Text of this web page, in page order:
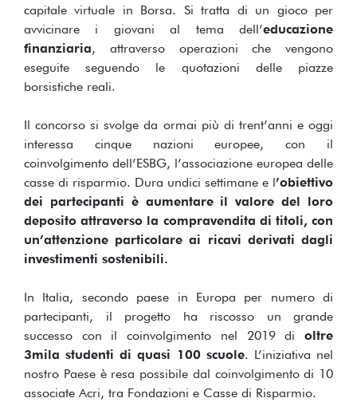
capitale virtuale in Borsa. Si tratta di un gioco per
avvicinare i giovani al tema dell’educazione
finanziaria, attraverso operazioni che vengono
eseguite seguendo le quotazioni delle piazze
borsistiche reali.
Il concorso si svolge da ormai più di trent’anni e oggi
interessa cinque nazioni europee, con il
coinvolgimento dell’ESBG, l’associazione europea delle
casse di risparmio. Dura undici settimane e l’obiettivo
dei partecipanti è aumentare il valore del loro
deposito attraverso la compravendita di titoli, con
un’attenzione particolare ai ricavi derivati dagli
investimenti sostenibili.
In Italia, secondo paese in Europa per numero di
partecipanti, il progetto ha riscosso un grande
successo con il coinvolgimento nel 2019 di oltre
3mila studenti di quasi 100 scuole. L’iniziativa nel
nostro Paese è resa possibile dal coinvolgimento di 10
associate Acri, tra Fondazioni e Casse di Risparmio.